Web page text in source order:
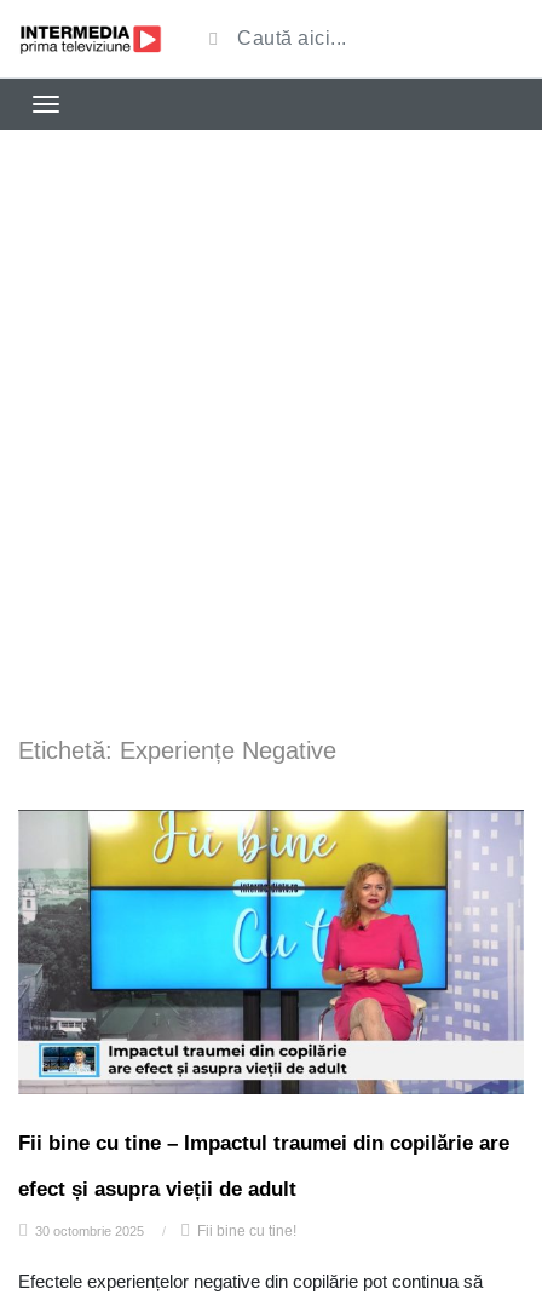
Etichetă: Experiențe Negative
Fii bine cu tine – Impactul traumei din copilărie are
efect și asupra vieții de adult
30 octombrie 2025 / Fii bine cu tine!
Efectele experiențelor negative din copilărie pot continua să